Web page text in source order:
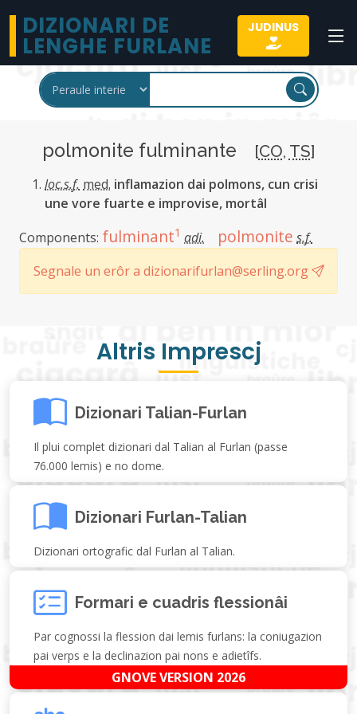
DIZIONARI DE
LENGHE FURLANE
JUDINUS
polmonite fulminante [CO, TS]
loc.s.f. med. inflamazion dai polmons, cun crisi
une vore fuarte e improvise, mortâl
Components: fulminant1 adi. polmonite s.f.
Segnale un erôr a dizionarifurlan@serling.org
Altris Imprescj
Dizionari Talian-Furlan
Il plui complet dizionari dal Talian al Furlan (passe
76.000 lemis) e no dome.
Dizionari Furlan-Talian
Dizionari ortografic dal Furlan al Talian.
Formari e cuadris flessionâi
Par cognossi la flession dai lemis furlans: la coniugazion
pai verps e la declinazion pai nons e adietîfs.
GNOVE VERSION 2026